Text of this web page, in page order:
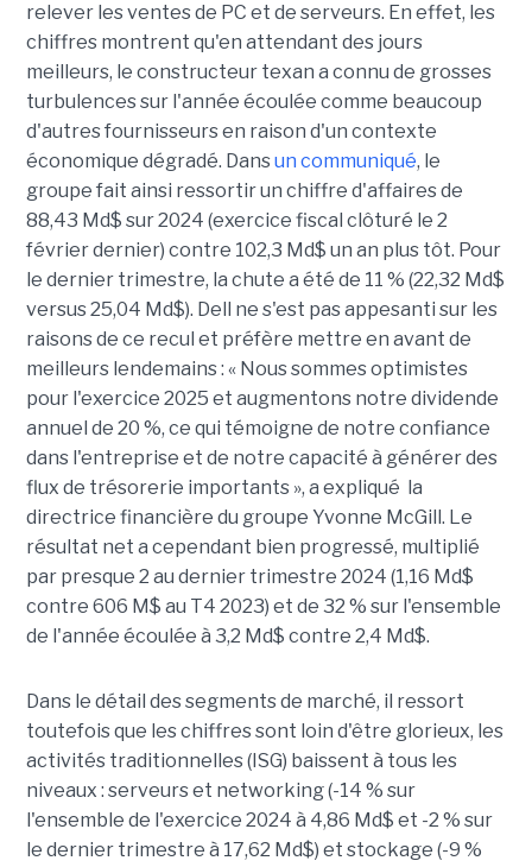
relever les ventes de PC et de serveurs. En effet, les
chiffres montrent qu'en attendant des jours
meilleurs, le constructeur texan a connu de grosses
turbulences sur l'année écoulée comme beaucoup
d'autres fournisseurs en raison d'un contexte
économique dégradé. Dansun communiqué, le
groupe fait ainsi ressortir un chiffre d'affaires de
88,43 Md$ sur 2024 (exercice fiscal clôturé le 2
février dernier) contre 102,3 Md$ un an plus tôt. Pour
le dernier trimestre, la chute a été de 11 % (22,32 Md$
versus 25,04 Md$). Dell ne s'est pas appesanti sur les
raisons de ce recul et préfère mettre en avant de
meilleurs lendemains : « Nous sommes optimistes
pour l'exercice 2025 et augmentons notre dividende
annuel de 20 %, ce qui témoigne de notre confiance
dans l'entreprise et de notre capacité à générer des
flux de trésorerie importants », a expliqué la
directrice financière du groupe Yvonne McGill. Le
résultat net a cependant bien progressé, multiplié
par presque 2 au dernier trimestre 2024 (1,16 Md$
contre 606 M$ au T4 2023) et de 32 % sur l'ensemble
de l'année écoulée à 3,2 Md$ contre 2,4 Md$.
Dans le détail des segments de marché, il ressort
toutefois que les chiffres sont loin d'être glorieux, les
activités traditionnelles (ISG) baissent à tous les
niveaux : serveurs et networking (-14 % sur
l'ensemble de l'exercice 2024 à 4,86 Md$ et -2 % sur
le dernier trimestre à 17,62 Md$) et stockage (-9 %